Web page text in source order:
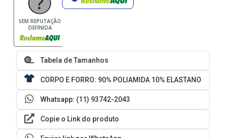
SEM REPUTAÇÃO
DEFINIDA
Tabela de Tamanhos
CORPO E FORRO: 90% POLIAMIDA 10% ELASTANO
Whatsapp: (11) 93742-2043
Copie o Link do produto